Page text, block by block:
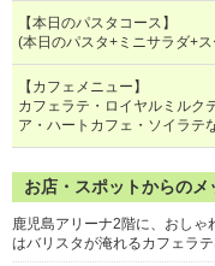
【本日のパスタコース】
(本日のパスタ+ミニサラダ+
【カフェメニュー】
カフェラテ・ロイヤルミルク
ア・ハートカフェ・ソイラテ
お店・スポットからのメ
鹿児島アリーナ2階に、おし
はバリスタが淹れるカフェラテ